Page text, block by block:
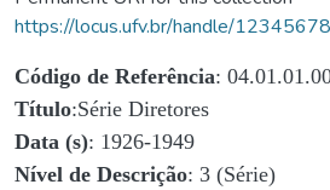
https://locus.ufv.br/handle/
Código de Referência:
Título:Série Diretores
Data (s): 1926-1949
Nível de Descrição: 3 (Série)